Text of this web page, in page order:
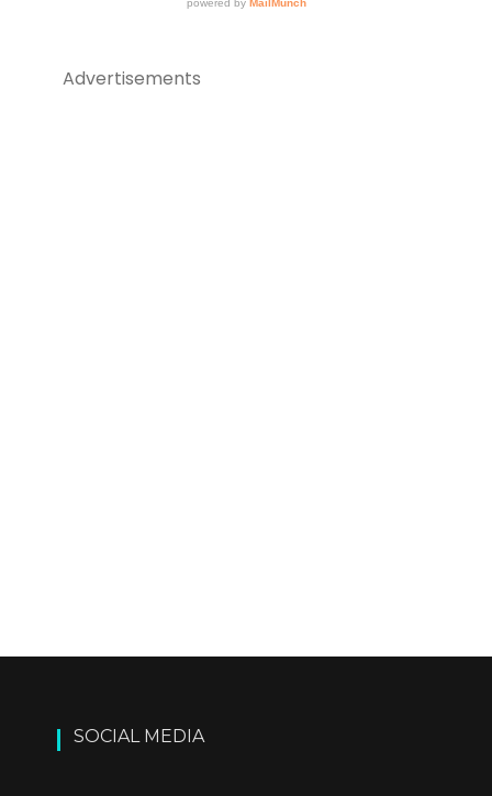
Advertisements
SOCIAL MEDIA